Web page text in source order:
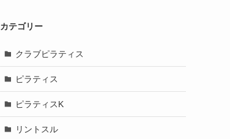
カテゴリー
クラブピラティス
ピラティス
ピラティスK
リントスル